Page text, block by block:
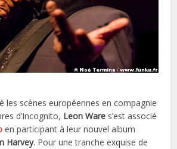
les scènes européennes en compagnie
d’Incognito, Leon Ware s’est associé
en participant à leur nouvel album
Harvey. Pour une tranche exquise de